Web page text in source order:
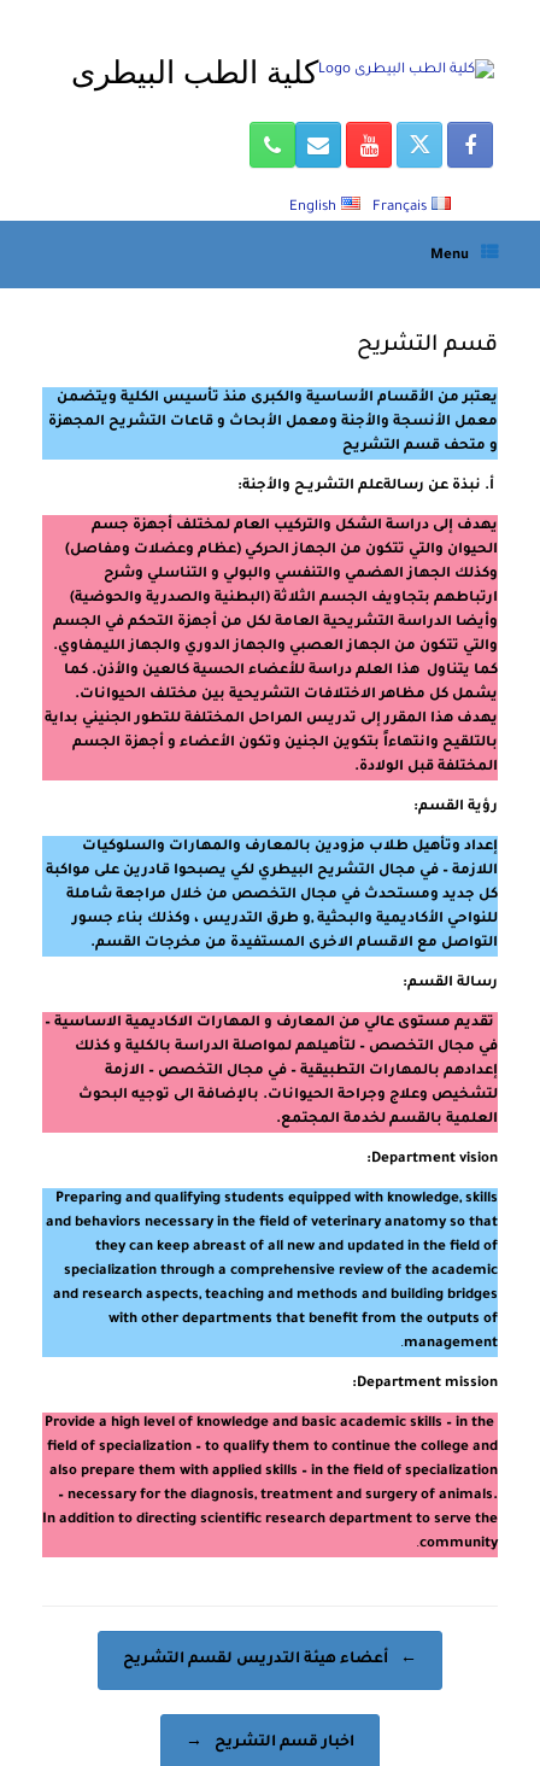
كلية الطب البيطرى
English Français
Menu
قسم التشريح
يعتبر من الأقسام الأساسية والكبرى منذ تأسيس الكلية ويتضمن
معمل الأنسجة والأجنة ومعمل الأبحاث و قاعات التشريح المجهزة
و متحف قسم التشريح
أ‌. نبذة عن رسالةعلم التشريـح والأجنة:
يهدف إلى دراسة الشكل والتركيب العام لمختلف أجهزة جسم
الحيوان والتي تتكون من الجهاز الحركي (عظام وعضلات ومفاصل)
وكذلك الجهاز الهضمي والتنفسي والبولي و التناسلي وشرح
ارتباطهم بتجاويف الجسم الثلاثة (البطنية والصدرية والحوضية)
وأيضا الدراسة التشريحية العامة لكل من أجهزة التحكم في الجسم
والتي تتكون من الجهاز العصبي والجهاز الدوري والجهاز الليمفاوي.
كما يتناول هذا العلم دراسة للأعضاء الحسية كالعين والأذن. كما
يشمل كل مظاهر الاختلافات التشريحية بين مختلف الحيوانات.
يهدف هذا المقرر إلى تدريس المراحل المختلفة للتطور الجنيني بداية
بالتلقيح وانتهاءاً بتكوين الجنين وتكون الأعضاء و أجهزة الجسم
المختلفة قبل الولادة.
رؤية القسم:
إعداد وتأهيل طلاب مزودين بالمعارف والمهارات والسلوكيات
اللازمة – في مجال التشريح البيطري لكي يصبحوا قادرين على مواكبة
كل جديد ومستحدث في مجال التخصص من خلال مراجعة شاملة
للنواحي الأكاديمية والبحثية ,و طرق التدريس ، وكذلك بناء جسور
التواصل مع الاقسام الاخرى المستفيدة من مخرجات القسم.
رسالة القسم:
تقديم مستوى عالي من المعارف و المهارات الاكاديمية الاساسية –
في مجال التخصص – لتأهيلهم لمواصلة الدراسة بالكلية و كذلك
إعدادهم بالمهارات التطبيقية – في مجال التخصص – الازمة
لتشخيص وعلاج وجراحة الحيوانات. بالإضافة الى توجيه البحوث
العلمية بالقسم لخدمة المجتمع.
Department vision:
Preparing and qualifying students equipped with knowledge, skills
and behaviors necessary in the field of veterinary anatomy so that
they can keep abreast of all new and updated in the field of
specialization through a comprehensive review of the academic
and research aspects, teaching and methods and building bridges
with other departments that benefit from the outputs of
management
.
Department mission:
Provide a high level of knowledge and basic academic skills – in the
field of specialization – to qualify them to continue the college and
also prepare them with applied skills – in the field of specialization
– necessary for the diagnosis, treatment and surgery of animals.
In addition to directing scientific research department to serve the
community
.
← أعضاء هيئة التدريس لقسم التشريح
اخبار قسم التشريح →